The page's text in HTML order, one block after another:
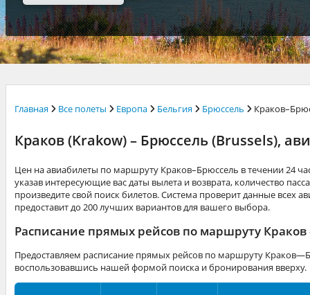
Главная Все полеты Европа Бельгия Брюссель
Краков (Krakow) – Брюссель (Brussels),
Цен на авиабилеты по маршруту Краков–Брюссель в течении 24
указав интересующие вас даты вылета и возврата, количество
произведите свой поиск билетов. Система проверит данные всех
предоставит до 200 лучших вариантов для вашего выбора.
Расписание прямых рейсов по маршруту
Предоставляем расписание прямых рейсов по маршруту
воспользовавшись нашей формой поиска и бронирования вверху.